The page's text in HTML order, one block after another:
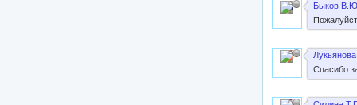
Быков
Cпасибо